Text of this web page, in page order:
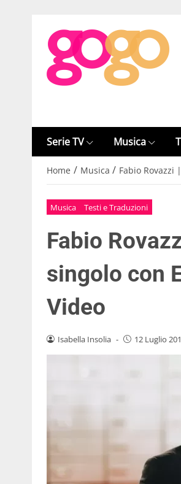
Serie TV Musica
Home / Musica / Fabio Rovazzi
Musica Testi e Traduzioni
Fabio
singolo con
Video
Isabella Insolia - 12 Luglio